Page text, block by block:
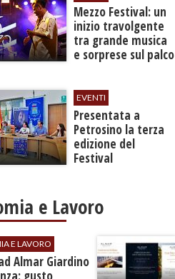
Mezzo Festival: un
inizio travolgente
tra grande musica
e sorprese sul palco
EVENTI
Presentata a
Petrosino la terza
edizione del
Festival
"Voci dal
Mediterraneo"
e Lavoro
E LAVORO
Almar Giardino
gusto,